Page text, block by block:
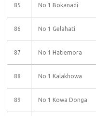
85 No 1 Bokanadi
86 No 1 Gelahati
87 No 1 Hatiemora
88 No 1 Kalakhowa
89 No 1 Kowa Donga